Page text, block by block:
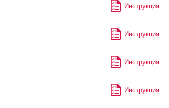
Инструкция
Инструкция
Инструкция
Инструкция